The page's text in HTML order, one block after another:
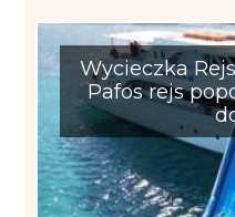
Wycieczka
Pafos rejs